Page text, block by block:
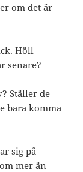
om det är
Höll
senare?
Ställer de
bara komma
sig på
mer än